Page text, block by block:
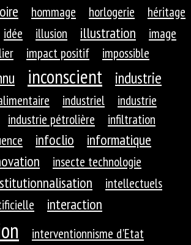
hommage horlogerie
héritage
idée illusion illustration
image
impact positif
impossible
inconscient industrie
industriel
industrie
industrie pétrolière
infiltration
infoclio informatique
insecte technologie
intellectuels
interaction
interventionnisme d'Etat